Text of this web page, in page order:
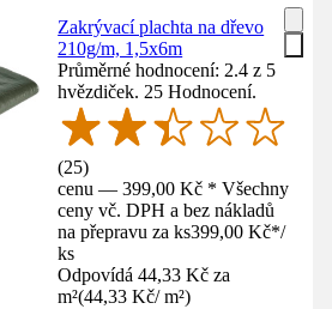
Zakrývací plachta na dřevo
210g/m, 1,5x6m
Průměrné hodnocení: 2.4 z 5
hvězdiček. 25 Hodnocení.
(25)
cenu — 399,00 Kč * Všechny
ceny vč. DPH a bez nákladů
na přepravu za ks399,00 Kč*/
ks
Odpovídá 44,33 Kč za
m²(44,33 Kč/ m²)